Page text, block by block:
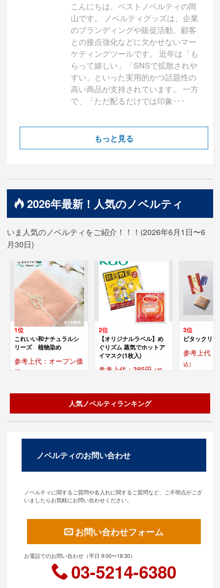
こんにちは、ベストノベルティの岡
山です。 ノベルティグッズは、企業
のブランディングや販促活動、顧客
との接点強化などに欠かせないマー
ケティングツールです。 近年は「も
らって嬉しい」「SNSで拡散されや
すい」といった実用的かつ話題性の
高い商品が支持されています。 一方
で、「ただ配るだけでは印象･･･
もっと見る
2026年最新！人気のノベルティ
いま人気のノベルティをご紹介！！！(2026年6月1日〜6
月30日)
1位
これいい和ナチュラルシ
リーズ 植物染め
参考上代：オープン価
格
2位
【オリジナルラベル】め
ぐりズム 蒸気でホットア
イマスク(1枚入)
参考上代：385円［税
3位
ピタックリ
参考上代：
込］
人気ノベルティランキング
ノベルティのお問い合わせ
ノベルティに関するご質問や名入れに関するご質問など、ご不明点がござ
いましたらお気軽にお問い合わせください。
お問い合わせフォーム
お電話でのお問い合わせ（平日 9:00〜18:30）
03-5214-6380